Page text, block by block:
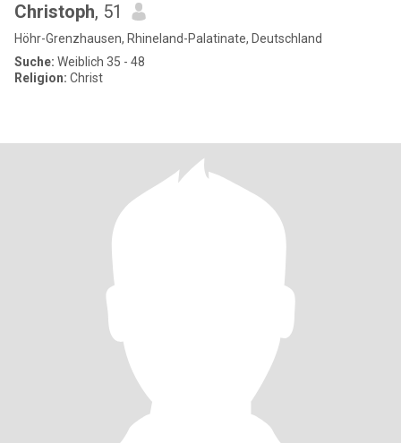
Christoph, 51
Höhr-Grenzhausen, Rhineland-Palatinate, Deutschland
Suche: Weiblich 35 - 48
Religion: Christ